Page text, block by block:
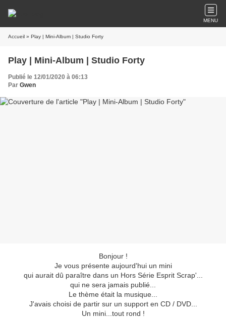
MENU
Accueil » Play | Mini-Album | Studio Forty
Play | Mini-Album | Studio Forty
Publié le 12/01/2020 à 06:13
Par Gwen
Bonjour !
Je vous présente aujourd'hui un mini
qui aurait dû paraître dans un Hors Série Esprit Scrap'...
qui ne sera jamais publié...
Le thème était la musique...
J'avais choisi de partir sur un support en CD / DVD...
Un mini...tout rond !